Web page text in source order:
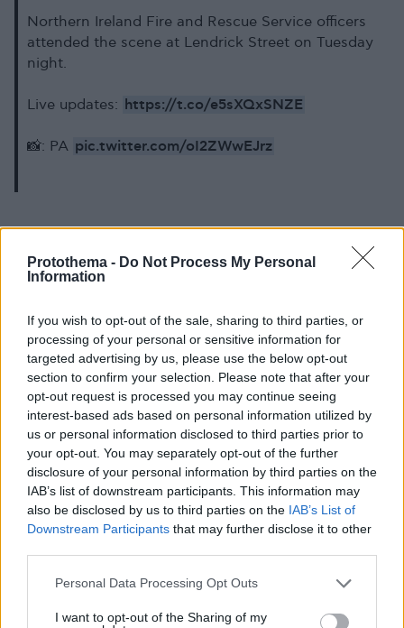
Protothema - Do Not Process My Personal
Information
If you wish to opt-out of the sale, sharing to third parties, or
processing of your personal or sensitive information for
targeted advertising by us, please use the below opt-out
section to confirm your selection. Please note that after your
opt-out request is processed you may continue seeing
interest-based ads based on personal information utilized by
us or personal information disclosed to third parties prior to
your opt-out. You may separately opt-out of the further
disclosure of your personal information by third parties on the
IAB’s list of downstream participants. This information may
also be disclosed by us to third parties on the IAB’s List of
Downstream Participants that may further disclose it to other
Please note that this website/app uses one or more Google
not limited to your visit or usage behaviour. You may click to
Personal Data Processing Opt Outs
I want to opt-out of the Sharing of my
Northern Ireland Fire and Rescue Service officers
attended the scene at Lendrick Street on Tuesday
night.
Live updates: https://t.co/e5sXQxSNZE
📸: PA pic.twitter.com/oI2ZWwEJrz
— The Irish News (@irish_news)June 9,
Σχετικά Άρθρα
Ακολουθήστε τοprotothema.gr στο Google News
και μάθετε πρώτοι όλες τις ειδήσεις
Δείτε όλες τις τελευταίες Ειδήσεις
από την Ελλάδα
και τον Κόσμο, τη στιγμή που συμβαίνουν, στο
Protothema.gr